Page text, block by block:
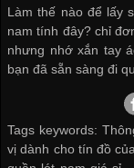
Làm thế nào để lấy
nam tính đây? chỉ
nhưng nhớ xắn tay
bạn đã sẵn sàng đi
Tags keywords:
vị dành cho tín đồ